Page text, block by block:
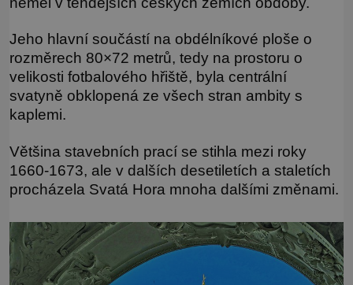
Jeho hlavní součástí na obdélníkové ploše o
rozměrech 80×72 metrů, tedy na prostoru o
velikosti fotbalového hřiště, byla centrální
svatyně obklopená ze všech stran ambity s
kaplemi.
Většina stavebních prací se stihla mezi roky
1660-1673, ale v dalších desetiletích a staletích
procházela Svatá Hora mnoha dalšími změnami.